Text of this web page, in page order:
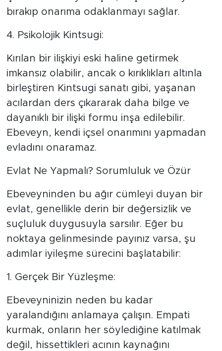
bırakıp onarıma odaklanmayı sağlar.
​4. Psikolojik Kintsugi:
Kırılan bir ilişkiyi eski haline getirmek
imkansız olabilir, ancak o kırıklıkları altınla
birleştiren Kintsugi sanatı gibi, yaşanan
acılardan ders çıkararak daha bilge ve
dayanıklı bir ilişki formu inşa edilebilir.
Ebeveyn, kendi içsel onarımını yapmadan
evladını onaramaz.
​Evlat Ne Yapmalı? Sorumluluk ve Özür
​Ebeveyninden bu ağır cümleyi duyan bir
evlat, genellikle derin bir değersizlik ve
suçluluk duygusuyla sarsılır. Eğer bu
noktaya gelinmesinde payınız varsa, şu
adımlar iyileşme sürecini başlatabilir:
​1. Gerçek Bir Yüzleşme:
Ebeveyninizin neden bu kadar
yaralandığını anlamaya çalışın. Empati
kurmak, onların her söylediğine katılmak
değil, hissettikleri acının kaynağını